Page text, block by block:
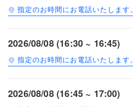
指定のお時間にお電話いたします。
2026/08/08 (16:30 ~ 16:45)
指定のお時間にお電話いたします。
2026/08/08 (16:45 ~ 17:00)